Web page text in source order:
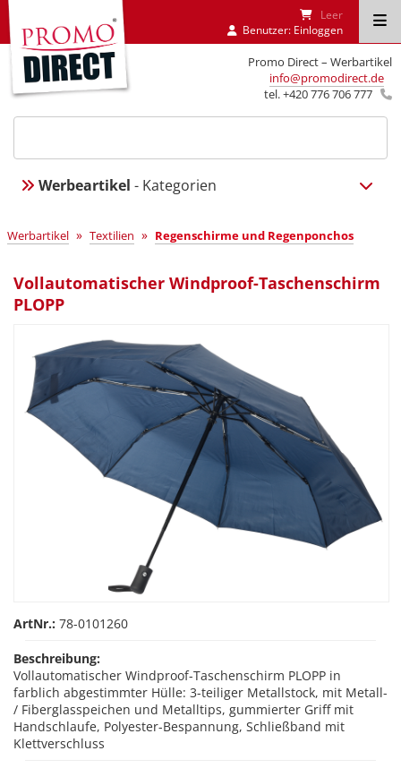
Promo Direct – Werbartikel
info@promodirect.de
tel. +420 776 706 777
Leer
Benutzer: Einloggen
Werbeartikel - Kategorien
Werbartikel » Textilien » Regenschirme und Regenponchos
Vollautomatischer Windproof-Taschenschirm
PLOPP
ArtNr.: 78-0101260
Beschreibung:
Vollautomatischer Windproof-Taschenschirm PLOPP in
farblich abgestimmter Hülle: 3-teiliger Metallstock, mit Metall-
/ Fiberglasspeichen und Metalltips, gummierter Griff mit
Handschlaufe, Polyester-Bespannung, Schließband mit
Klettverschluss